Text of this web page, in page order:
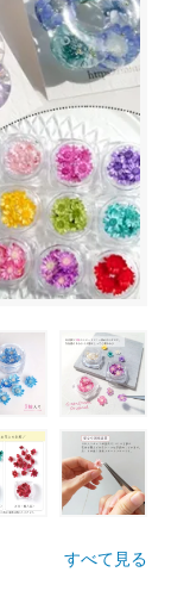
すべて見る